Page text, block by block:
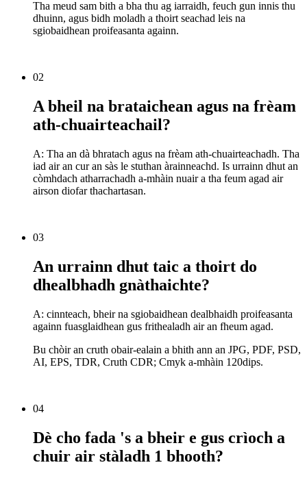
Tha meud sam bith a bha thu ag iarraidh, feuch gun innis thu
dhuinn, agus bidh moladh a thoirt seachad leis na
sgiobaidhean proifeasanta againn.
02
A bheil na brataichean agus na frèam
ath-chuairteachail?
A: Tha an dà bhratach agus na frèam ath-chuairteachadh. Tha
iad air an cur an sàs le stuthan àrainneachd. Is urrainn dhut an
còmhdach atharrachadh a-mhàin nuair a tha feum agad air
airson diofar thachartasan.
03
An urrainn dhut taic a thoirt do
dhealbhadh gnàthaichte?
A: cinnteach, bheir na sgiobaidhean dealbhaidh proifeasanta
againn fuasglaidhean gus frithealadh air an fheum agad.
Bu chòir an cruth obair-ealain a bhith ann an JPG, PDF, PSD,
AI, EPS, TDR, Cruth CDR; Cmyk a-mhàin 120dips.
04
Dè cho fada 's a bheir e gus crìoch a
chuir air stàladh 1 bhooth?